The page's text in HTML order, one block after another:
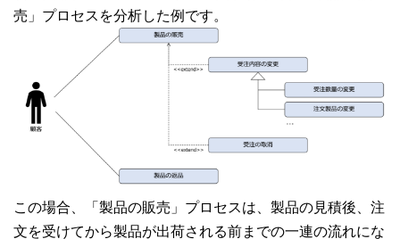
売」プロセスを分析した例です。
この場合、「製品の販売」プロセスは、製品の見積後、注
文を受けてから製品が出荷される前までの一連の流れにな